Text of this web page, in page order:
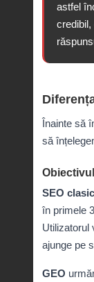
astfel
Înainte să
să
SEO clasic
în primele
Utilizatorul
ajunge pe
GEO